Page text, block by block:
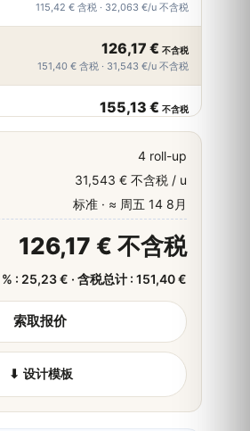
115,42 € 含税 · 32,063 €/u 不含税
126,17 € 不含税
151,40 € 含税 · 31,543 €/u 不含税
155,13 € 不含税
184,51 €
221,41 € 含税 · 30,752 €/u 不含税
213,89 €
256,67 € 含税 · 30,556 €/u 不含税
243,26 €不含税
291,91 € 含税 · 30,407 €/u 不含税
4 roll-up
31,543 € 不含税 / u
标准 · ≈ 周五 14 8月
126,17 € 不含税
: 25,23 € · 含税总计 : 151,40 €
索取报价
⬇ 设计模板